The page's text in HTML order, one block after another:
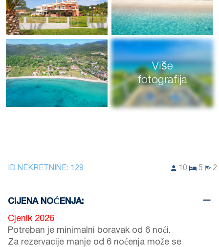
Više
fotografija
ID NEKRETNINE: 129 10 5 2
CIJENA NOĆENJA:
Cjenik 2026
Potreban je minimalni boravak od 6 noći.
Za rezervacije manje od 6 noćenja može se